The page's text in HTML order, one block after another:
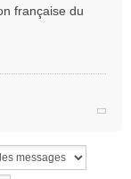
française du